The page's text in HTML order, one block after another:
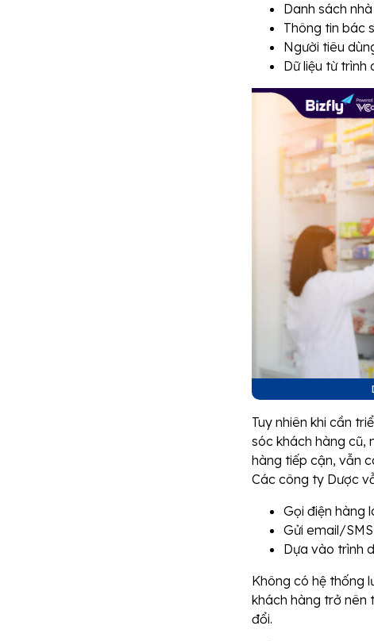
Danh sách
Thông tin bác
Người tiêu
Dữ liệu từ trình
Tuy nhiên khi cần
sóc khách hàng cũ,
hàng tiếp cận, vẫn
Các công ty Dược
Gọi điện hàng
Gửi email/
Dựa vào trình
Không có hệ thống
khách hàng trở nên
đổi.